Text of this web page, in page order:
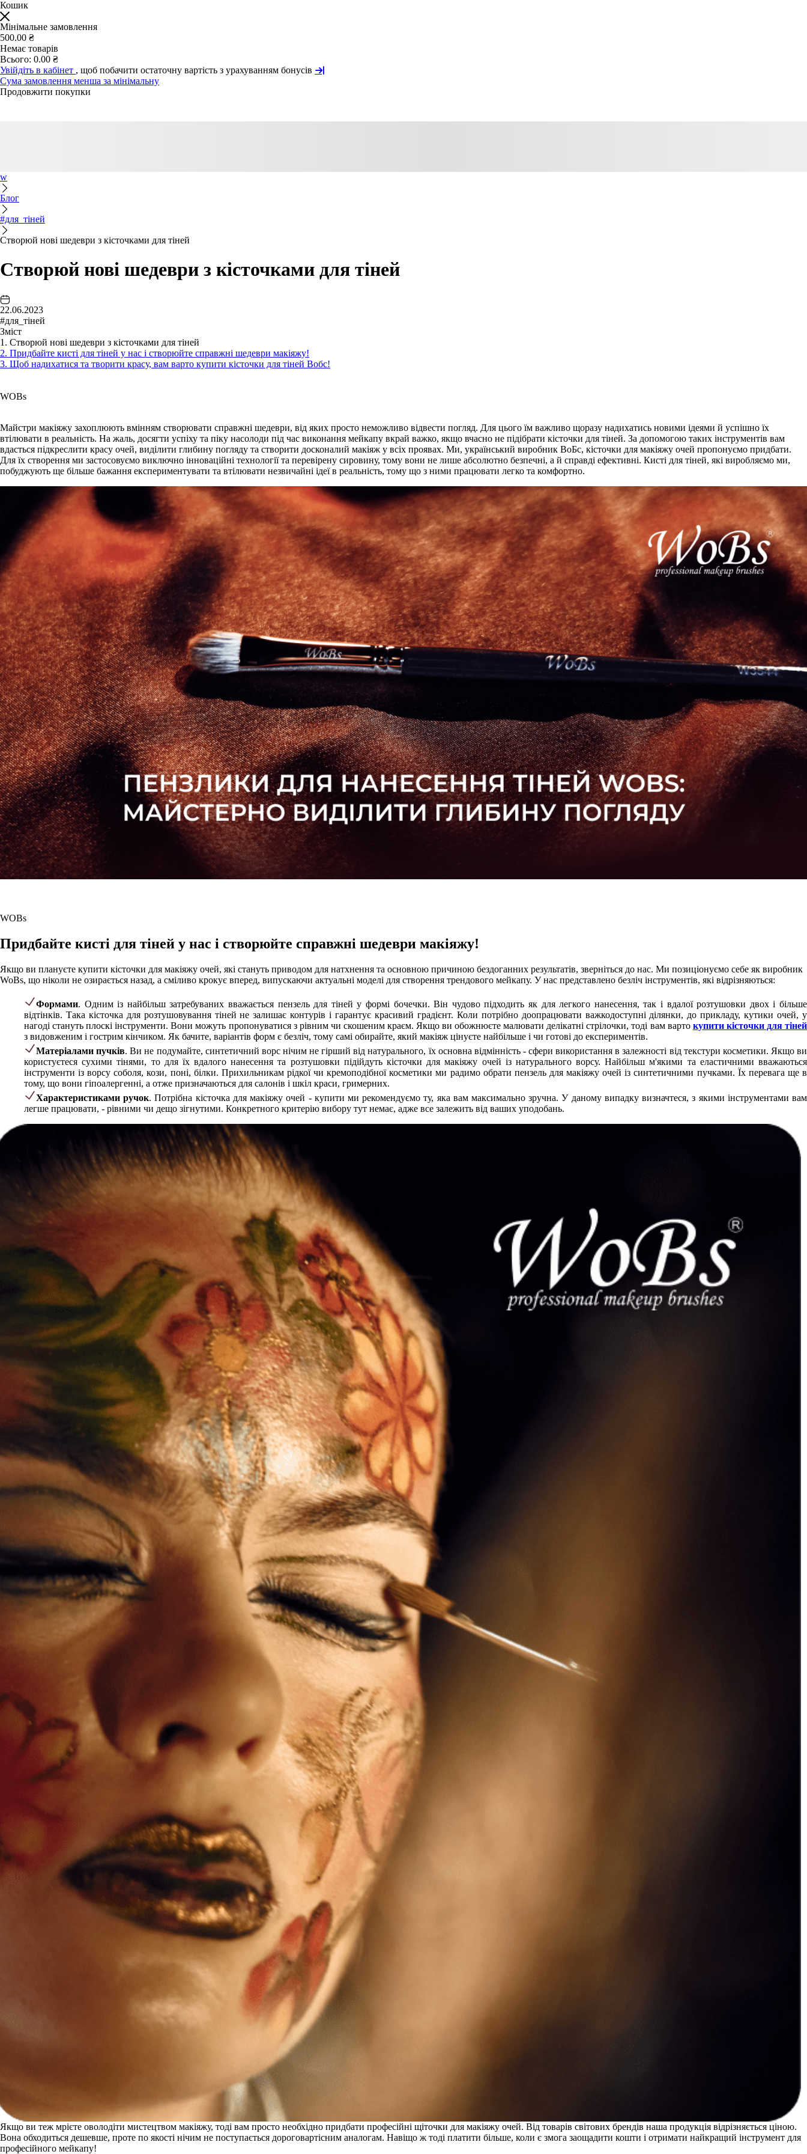
Кошик
Мінімальне замовлення
500.00 ₴
Немає товарів
Всього: 0.00 ₴
Увійдіть в кабінет , щоб побачити остаточну вартість з урахуванням бонусів
Сума замовлення менша за мінімальну
Продовжити покупки
w
Блог
#для_тіней
Створюй нові шедеври з кісточками для тіней
Створюй нові шедеври з кісточками для тіней
22.06.2023
#для_тіней
Зміст
1. Створюй нові шедеври з кісточками для тіней
2. Придбайте кисті для тіней у нас і створюйте справжні шедеври макіяжу!
3. Щоб надихатися та творити красу, вам варто купити кісточки для тіней Вобс!
WOBs
Майстри макіяжу захоплюють вмінням створювати справжні шедеври, від яких просто неможливо відвести погляд. Для цього їм важливо щоразу надихатись новими ідеями й успішно їх
втілювати в реальність. На жаль, досягти успіху та піку насолоди під час виконання мейкапу вкрай важко, якщо вчасно не підібрати кісточки для тіней. За допомогою таких інструментів вам
вдасться підкреслити красу очей, виділити глибину погляду та створити досконалий макіяж у всіх проявах. Ми, український виробник ВоБс, кісточки для макіяжу очей пропонуємо придбати.
Для їх створення ми застосовуємо виключно інноваційні технології та перевірену сировину, тому вони не лише абсолютно безпечні, а й справді ефективні. Кисті для тіней, які виробляємо ми,
побуджують ще більше бажання експериментувати та втілювати незвичайні ідеї в реальність, тому що з ними працювати легко та комфортно.
WOBs
Придбайте кисті для тіней у нас і створюйте справжні шедеври макіяжу!
Якщо ви плануєте купити кісточки для макіяжу очей, які стануть приводом для натхнення та основною причиною бездоганних результатів, зверніться до нас. Ми позиціонуємо себе як виробник
WoBs, що ніколи не озирається назад, а сміливо крокує вперед, випускаючи актуальні моделі для створення трендового мейкапу. У нас представлено безліч інструментів, які відрізняються:
Формами. Одним із найбільш затребуваних вважається пензель для тіней у формі бочечки. Він чудово підходить як для легкого нанесення, так і вдалої розтушовки двох і більше
відтінків. Така кісточка для розтушовування тіней не залишає контурів і гарантує красивий градієнт. Коли потрібно доопрацювати важкодоступні ділянки, до прикладу, кутики очей, у
нагоді стануть плоскі інструменти. Вони можуть пропонуватися з рівним чи скошеним краєм. Якщо ви обожнюєте малювати делікатні стрілочки, тоді вам варто купити кісточки для тіней
з видовженим і гострим кінчиком. Як бачите, варіантів форм є безліч, тому самі обирайте, який макіяж цінуєте найбільше і чи готові до експериментів.
Матеріалами пучків. Ви не подумайте, синтетичний ворс нічим не гірший від натурального, їх основна відмінність - сфери використання в залежності від текстури косметики. Якщо ви
користуєтеся сухими тінями, то для їх вдалого нанесення та розтушовки підійдуть кісточки для макіяжу очей із натурального ворсу. Найбільш м'якими та еластичними вважаються
інструменти із ворсу соболя, кози, поні, білки. Прихильникам рідкої чи кремоподібної косметики ми радимо обрати пензель для макіяжу очей із синтетичними пучками. Їх перевага ще в
тому, що вони гіпоалергенні, а отже призначаються для салонів і шкіл краси, гримерних.
Характеристиками ручок. Потрібна кісточка для макіяжу очей - купити ми рекомендуємо ту, яка вам максимально зручна. У даному випадку визначтеся, з якими інструментами вам
легше працювати, - рівними чи дещо зігнутими. Конкретного критерію вибору тут немає, адже все залежить від ваших уподобань.
Якщо ви теж мрієте оволодіти мистецтвом макіяжу, тоді вам просто необхідно придбати професійні щіточки для макіяжу очей. Від товарів світових брендів наша продукція відрізняється ціною.
Вона обходиться дешевше, проте по якості нічим не поступається дороговартісним аналогам. Навіщо ж тоді платити більше, коли є змога заощадити кошти і отримати найкращий інструмент для
професійного мейкапу!